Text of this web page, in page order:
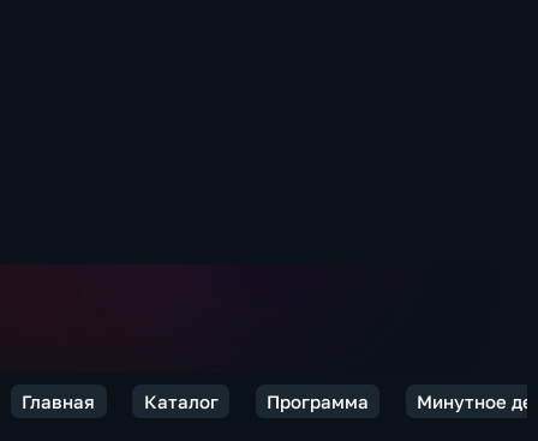
Главная Каталог Программа Минутное